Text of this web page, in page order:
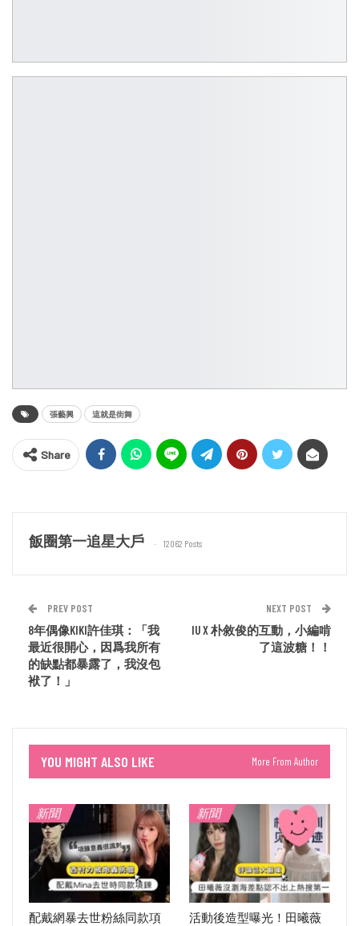
張藝興 這就是街舞
Share
飯圈第一追星大戶 12062 Posts
PREV POST
8年偶像KIKI許佳琪：「我
最近很開心，因爲我所有
的缺點都暴露了，我沒包
袱了！」
NEXT POST
IU X 朴敘俊的互動，小編啃
了這波糖！！
YOU MIGHT ALSO LIKE More From Author
新聞
配戴網暴去世粉絲同款項
新聞
活動後造型曝光！田曦薇